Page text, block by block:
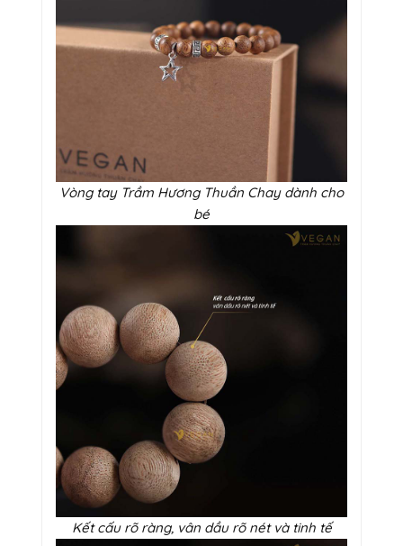
Vòng tay Trầm Hương Thuần Chay dành cho
bé
Kết cấu rõ ràng, vân dầu rõ nét và tinh tế